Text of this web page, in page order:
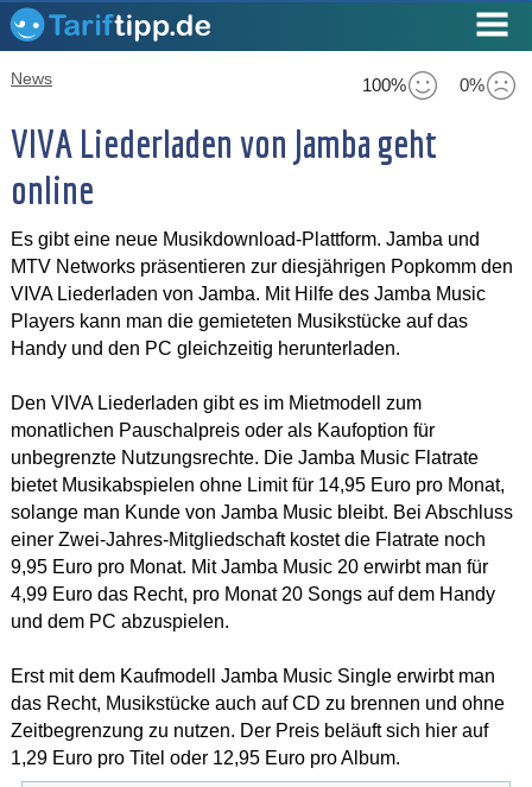
100% 0%
News
VIVA Liederladen von Jamba geht
online
Es gibt eine neue Musikdownload-Plattform. Jamba und
MTV Networks präsentieren zur diesjährigen Popkomm den
VIVA Liederladen von Jamba. Mit Hilfe des Jamba Music
Players kann man die gemieteten Musikstücke auf das
Handy und den PC gleichzeitig herunterladen.
Den VIVA Liederladen gibt es im Mietmodell zum
monatlichen Pauschalpreis oder als Kaufoption für
unbegrenzte Nutzungsrechte. Die Jamba Music Flatrate
bietet Musikabspielen ohne Limit für 14,95 Euro pro Monat,
solange man Kunde von Jamba Music bleibt. Bei Abschluss
einer Zwei-Jahres-Mitgliedschaft kostet die Flatrate noch
9,95 Euro pro Monat. Mit Jamba Music 20 erwirbt man für
4,99 Euro das Recht, pro Monat 20 Songs auf dem Handy
und dem PC abzuspielen.
Erst mit dem Kaufmodell Jamba Music Single erwirbt man
das Recht, Musikstücke auch auf CD zu brennen und ohne
Zeitbegrenzung zu nutzen. Der Preis beläuft sich hier auf
1,29 Euro pro Titel oder 12,95 Euro pro Album.